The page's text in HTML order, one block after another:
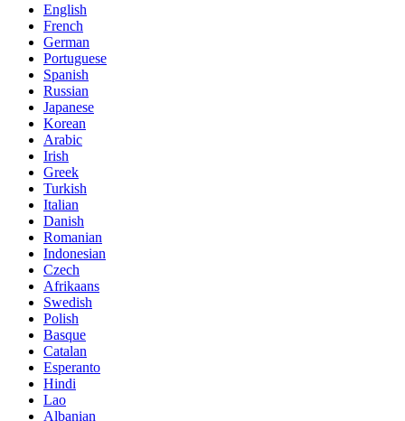
English
French
German
Portuguese
Spanish
Russian
Japanese
Korean
Arabic
Irish
Greek
Turkish
Italian
Danish
Romanian
Indonesian
Czech
Afrikaans
Swedish
Polish
Basque
Catalan
Esperanto
Hindi
Lao
Albanian